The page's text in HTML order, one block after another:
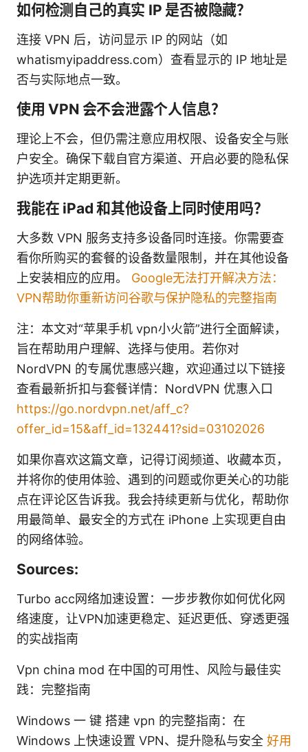
如何检测自己的真实 IP 是否被隐藏？
连接 VPN 后，访问显示 IP 的网站（如
whatismyipaddress.com）查看显示的 IP 地址是
否与实际地点一致。
使用 VPN 会不会泄露个人信息？
理论上不会，但仍需注意应用权限、设备安全与账
户安全。确保下载自官方渠道、开启必要的隐私保
护选项并定期更新。
我能在 iPad 和其他设备上同时使用吗？
大多数 VPN 服务支持多设备同时连接。你需要查
看你所购买的套餐的设备数量限制，并在其他设备
上安装相应的应用。 Google无法打开解决方法：
VPN帮助你重新访问谷歌与保护隐私的完整指南
注：本文对“苹果手机 vpn小火箭”进行全面解读，
旨在帮助用户理解、选择与使用。若你对
NordVPN 的专属优惠感兴趣，欢迎通过以下链接
查看最新折扣与套餐详情：NordVPN 优惠入口
https://go.nordvpn.net/aff_c?
offer_id=15&aff_id=132441?sid=03102026
如果你喜欢这篇文章，记得订阅频道、收藏本页，
并将你的使用体验、遇到的问题或你更关心的功能
点在评论区告诉我。我会持续更新与优化，帮助你
用最简单、最安全的方式在 iPhone 上实现更自由
的网络体验。
Sources:
Turbo acc网络加速设置：一步步教你如何优化网
络速度，让VPN加速更稳定、延迟更低、穿透更强
的实战指南
Vpn china mod 在中国的可用性、风险与最佳实
践：完整指南
Windows 一 键 搭建 vpn 的完整指南：在
Windows 上快速设置 VPN、提升隐私与安全 好用